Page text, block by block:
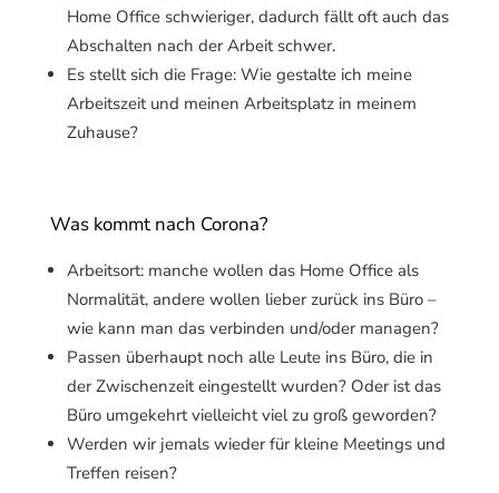
Home Office schwieriger, dadurch fällt oft auch das
Abschalten nach der Arbeit schwer.
Es stellt sich die Frage: Wie gestalte ich meine
Arbeitszeit und meinen Arbeitsplatz in meinem
Zuhause?
Was kommt nach Corona?
Arbeitsort: manche wollen das Home Office als
Normalität, andere wollen lieber zurück ins Büro –
wie kann man das verbinden und/oder managen?
Passen überhaupt noch alle Leute ins Büro, die in
der Zwischenzeit eingestellt wurden? Oder ist das
Büro umgekehrt vielleicht viel zu groß geworden?
Werden wir jemals wieder für kleine Meetings und
Treffen reisen?